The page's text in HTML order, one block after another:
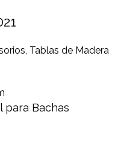
, Tablas de Madera
para Bachas